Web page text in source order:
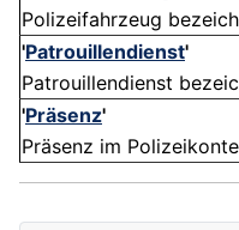
Polizeifahrzeug
'Patrouillendienst'
Patrouillendienst
'Präsenz'
Präsenz im